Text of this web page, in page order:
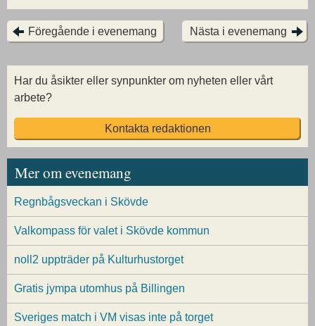
Föregående i evenemang Nästa i evenemang
Har du åsikter eller synpunkter om nyheten eller vårt
arbete?
Kontakta redaktionen
Mer om evenemang
Regnbågsveckan i Skövde
Valkompass för valet i Skövde kommun
noll2 uppträder på Kulturhustorget
Gratis jympa utomhus på Billingen
Sveriges match i VM visas inte på torget